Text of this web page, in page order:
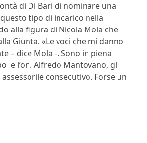
di Di Bari di nominare una
tipo di incarico nella
alla figura di Nicola Mola che
Giunta. «Le voci che mi danno
– dice Mola -. Sono in piena
e l’on. Alfredo Mantovano, gli
consecutivo. Forse un